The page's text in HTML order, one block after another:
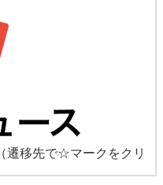
（遷移先で☆マークをクリ